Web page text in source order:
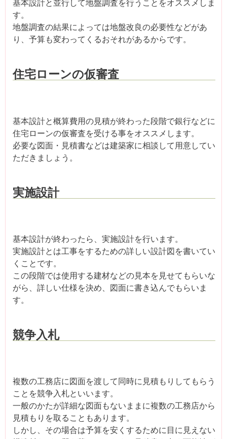
基本設計と並行して地盤調査を行うことをオススメしま
す。
地盤調査の結果によっては地盤改良の必要性などがあ
り、予算も変わってくるおそれがあるからです。
住宅ローンの仮審査
基本設計と概算費用の見積が終わった段階で銀行などに
住宅ローンの仮審査を受ける事をオススメします。
必要な図面・見積書などは建築家に相談して用意してい
ただきましょう。
実施設計
基本設計が終わったら、実施設計を行います。
実施設計とは工事をするための詳しい設計図を書いてい
くことです。
この段階では使用する建材などの見本を見せてもらいな
がら、詳しい仕様を決め、図面に書き込んでもらいま
す。
競争入札
複数の工務店に図面を渡して同時に見積もりしてもらう
ことを競争入札といいます。
一般のかたが詳細な図面もないままに複数の工務店から
見積もりを取ることもあります。
しかし、その場合は予算を安くするために目に見えない